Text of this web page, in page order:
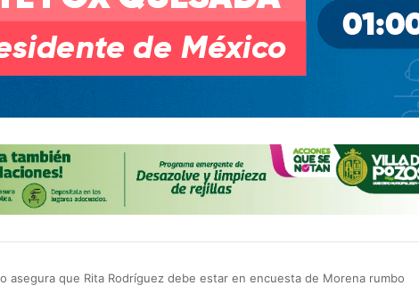
asegura que Rita Rodríguez debe estar en encuesta de Morena rumbo